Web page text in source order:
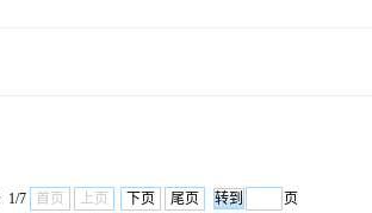
1/7 首页 上页 下页 尾页 页